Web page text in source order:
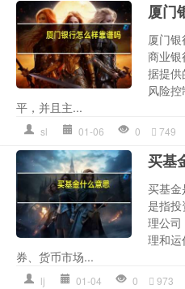
厦门
厦门
商业
据提供
风险
平，并且主...
sl 01-06 0 749
买基
买基
是指
理公
理和
券、货币市场...
lj 01-04 0 973